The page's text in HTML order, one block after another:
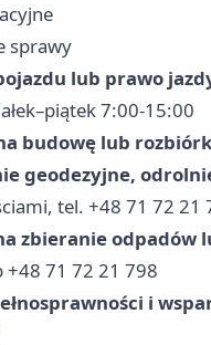
sprawy
lub prawo
7:00-15:00
budowę lub
geodezyjne,
tel. +48 71 72 21
zbieranie odpadów
+48 71 72 21 798
i